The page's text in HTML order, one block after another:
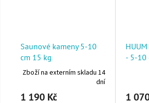
Saunové kameny 5-10
cm 15 kg
Zboží na externím skladu 14
dní
1 190 Kč
- 5-10
1